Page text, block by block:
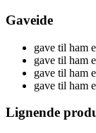
Gaveide
gave til ham
gave til ham
gave til ham
gave til ham
Lignende